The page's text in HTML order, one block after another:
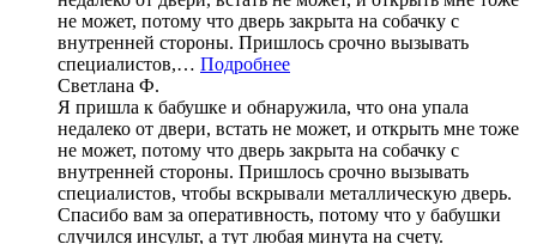
не может, потому что дверь закрыта на собачку с
внутренней стороны. Пришлось срочно вызывать
специалистов,… Подробнее
Светлана Ф.
Я пришла к бабушке и обнаружила, что она упала
недалеко от двери, встать не может, и открыть мне тоже
не может, потому что дверь закрыта на собачку с
внутренней стороны. Пришлось срочно вызывать
специалистов, чтобы вскрывали металлическую дверь.
Спасибо вам за оперативность, потому что у бабушки
случился инсульт, а тут любая минута на счету.